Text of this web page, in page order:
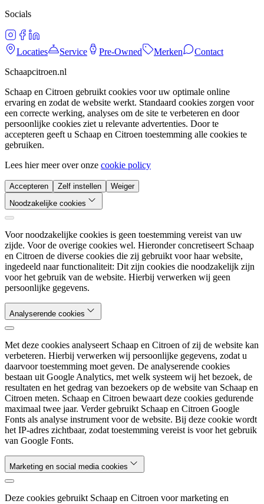
Socials
Locaties Service Pre-Owned Merken
Contact
Schaapcitroen.nl
Schaap en Citroen gebruikt cookies voor uw optimale online
ervaring en zodat de website werkt. Standaard cookies zorgen voor
een correcte werking, analyses om de site te verbeteren en door
persoonlijke cookies ziet u relevante advertenties. Door te
accepteren geeft u Schaap en Citroen toestemming alle cookies te
gebruiken.
Lees hier meer over onze cookie policy
Accepteren Zelf instellen
Weiger
Noodzakelijke cookies
Voor noodzakelijke cookies is geen toestemming vereist van uw
zijde. Voor de overige cookies wel. Hieronder concretiseert Schaap
en Citroen de diverse cookies die zij gebruikt voor haar website,
ingedeeld naar functionaliteit: Dit zijn cookies die noodzakelijk zijn
voor het gebruik van de website. Hierbij verwerken wij geen
persoonlijke gegevens.
Analyserende cookies
Met deze cookies analyseert Schaap en Citroen of zij de website kan
verbeteren. Hierbij verwerken wij persoonlijke gegevens, zodat u
daarvoor toestemming moet geven. De analyserende cookies
bestaan uit Google Analytics, met welk systeem wij het bezoek, de
resultaten en het gedrag van bezoekers op de website van Schaap en
Citroen meten. Schaap en Citroen bewaart deze cookies gedurende
maximaal twee jaar. Verder gebruikt Schaap en Citroen Google
Fonts als analyse instrument voor de website. Bij deze cookie wordt
het IP-adres zichtbaar, zodat toestemming vereist is voor het gebruik
van Google Fonts.
Marketing en social media cookies
Deze cookies gebruikt Schaap en Citroen voor marketing en